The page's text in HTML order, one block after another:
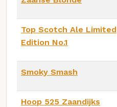
Top Scotch Ale Limited
Edition No.1
Smoky Smash
Hoop 525 Zaandijks